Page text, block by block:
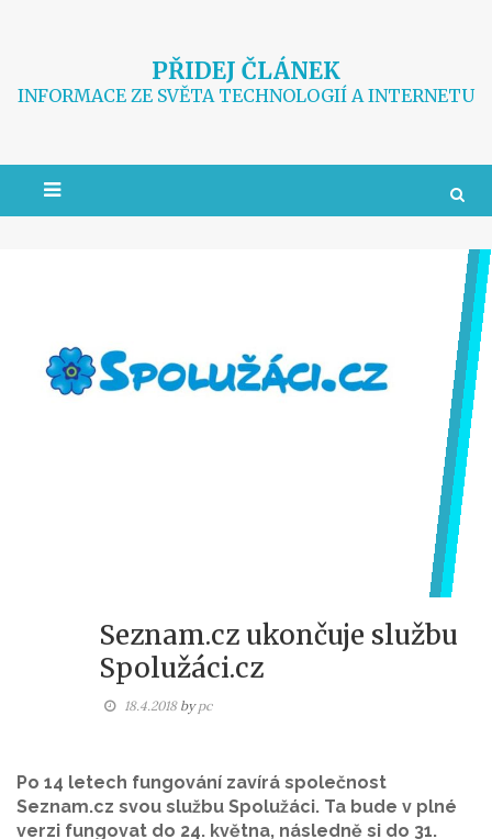
PŘIDEJ ČLÁNEK
INFORMACE ZE SVĚTA TECHNOLOGIÍ A INTERNETU
Seznam.cz ukončuje službu
Spolužáci.cz
18.4.2018bypc
Po 14 letech fungování zavírá společnost
Seznam.cz svou službu Spolužáci. Ta bude v plné
verzi fungovat do 24. května, následně si do 31.